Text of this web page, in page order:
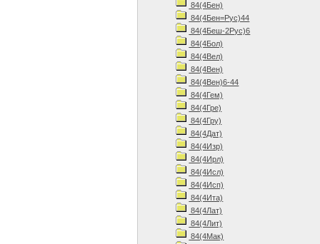
84(4Бен)
84(4Бен=Рус)44
84(4Беш-2Рус)6
84(4Бол)
84(4Вел)
84(4Вен)
84(4Вен)6-44
84(4Гем)
84(4Гре)
84(4Гру)
84(4Дат)
84(4Изр)
84(4Ирл)
84(4Исл)
84(4Исп)
84(4Ита)
84(4Лат)
84(4Лит)
84(4Мак)